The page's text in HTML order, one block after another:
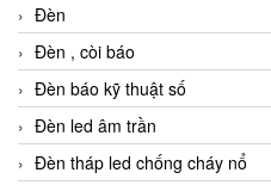
Đèn
Đèn , còi báo
Đèn báo kỹ thuật số
Đèn led âm trần
Đèn tháp led chống cháy nổ